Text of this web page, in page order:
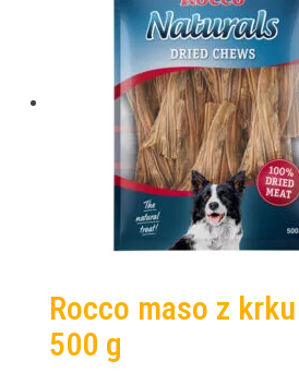
Rocco maso z
500 g